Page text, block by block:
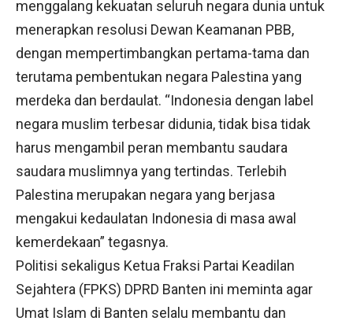
menggalang kekuatan seluruh negara dunia untuk
menerapkan resolusi Dewan Keamanan PBB,
dengan mempertimbangkan pertama-tama dan
terutama pembentukan negara Palestina yang
merdeka dan berdaulat. “Indonesia dengan label
negara muslim terbesar didunia, tidak bisa tidak
harus mengambil peran membantu saudara
saudara muslimnya yang tertindas. Terlebih
Palestina merupakan negara yang berjasa
mengakui kedaulatan Indonesia di masa awal
kemerdekaan” tegasnya.
Politisi sekaligus Ketua Fraksi Partai Keadilan
Sejahtera (FPKS) DPRD Banten ini meminta agar
Umat Islam di Banten selalu membantu dan